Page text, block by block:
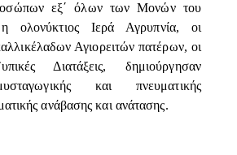
εξ΄ όλων των Μονών του
ολονύκτιος Ιερά Αγρυπνία, οι
Αγιορειτών πατέρων, οι
Διατάξεις, δημιούργησαν
και πνευματικής
ανάβασης και ανάτασης.